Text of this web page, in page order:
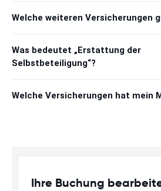
Welche weiteren Versicherungen
Was bedeutet „Erstattung der
Selbstbeteiligung“?
Welche Versicherungen hat mein
Ihre Buchung